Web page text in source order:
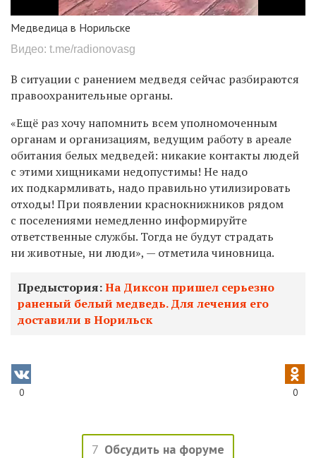
Медведица в Норильске
Видео: t.me/radionovasg
В ситуации с ранением медведя сейчас разбираются
правоохранительные органы.
«Ещё раз хочу напомнить всем уполномоченным
органам и организациям, ведущим работу в ареале
обитания белых медведей: никакие контакты людей
с этими хищниками недопустимы! Не надо
их подкармливать, надо правильно утилизировать
отходы! При появлении краснокнижников рядом
с поселениями немедленно информируйте
ответственные службы. Тогда не будут страдать
ни животные, ни люди», — отметила чиновница.
Предыстория:На Диксон пришел серьезно
раненый белый медведь. Для лечения его
доставили в Норильск
0 0
7 Обсудить на форуме